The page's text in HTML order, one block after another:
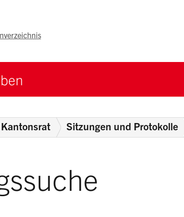
Kantonsrat Sitzungen und Protokolle